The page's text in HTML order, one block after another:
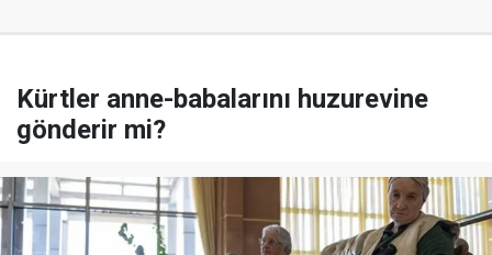
Kürtler anne-babalarını huzurevine
gönderir mi?